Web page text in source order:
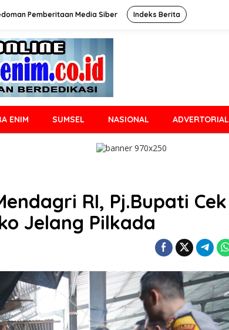
Pemberitaan Media Siber Indeks Berita
ENIM SUMSEL NASIONAL ADVERTORIAL
RI, Pj.Bupati Cek
Jelang Pilkada